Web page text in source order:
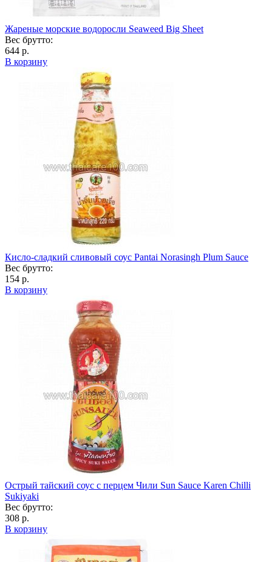
Жареные морские водоросли Seaweed Big Sheet
Вес брутто:
644 р.
В корзину
Кисло-сладкий сливовый соус Pantai Norasingh Plum Sauce
Вес брутто:
154 р.
В корзину
Острый тайский соус с перцем Чили Sun Sauce Karen Chilli
Sukiyaki
Вес брутто:
308 р.
В корзину